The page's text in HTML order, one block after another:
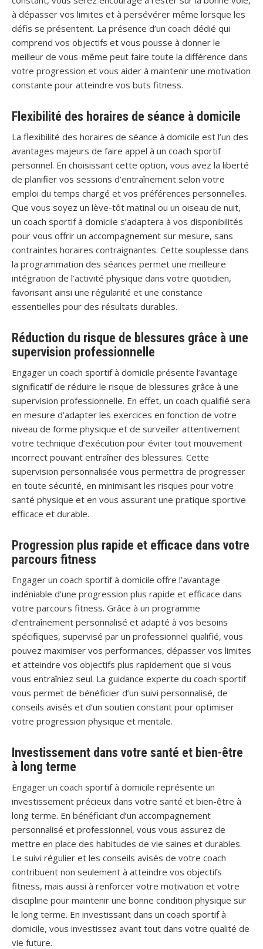
à dépasser vos limites et à persévérer même lorsque les
défis se présentent. La présence d’un coach dédié qui
comprend vos objectifs et vous pousse à donner le
meilleur de vous-même peut faire toute la différence dans
votre progression et vous aider à maintenir une motivation
constante pour atteindre vos buts fitness.
Flexibilité des horaires de séance à domicile
La flexibilité des horaires de séance à domicile est l’un des
avantages majeurs de faire appel à un coach sportif
personnel. En choisissant cette option, vous avez la liberté
de planifier vos sessions d’entraînement selon votre
emploi du temps chargé et vos préférences personnelles.
Que vous soyez un lève-tôt matinal ou un oiseau de nuit,
un coach sportif à domicile s’adaptera à vos disponibilités
pour vous offrir un accompagnement sur mesure, sans
contraintes horaires contraignantes. Cette souplesse dans
la programmation des séances permet une meilleure
intégration de l’activité physique dans votre quotidien,
favorisant ainsi une régularité et une constance
essentielles pour des résultats durables.
Réduction du risque de blessures grâce à une
supervision professionnelle
Engager un coach sportif à domicile présente l’avantage
significatif de réduire le risque de blessures grâce à une
supervision professionnelle. En effet, un coach qualifié sera
en mesure d’adapter les exercices en fonction de votre
niveau de forme physique et de surveiller attentivement
votre technique d’exécution pour éviter tout mouvement
incorrect pouvant entraîner des blessures. Cette
supervision personnalisée vous permettra de progresser
en toute sécurité, en minimisant les risques pour votre
santé physique et en vous assurant une pratique sportive
efficace et durable.
Progression plus rapide et efficace dans votre
parcours fitness
Engager un coach sportif à domicile offre l’avantage
indéniable d’une progression plus rapide et efficace dans
votre parcours fitness. Grâce à un programme
d’entraînement personnalisé et adapté à vos besoins
spécifiques, supervisé par un professionnel qualifié, vous
pouvez maximiser vos performances, dépasser vos limites
et atteindre vos objectifs plus rapidement que si vous
vous entraîniez seul. La guidance experte du coach sportif
vous permet de bénéficier d’un suivi personnalisé, de
conseils avisés et d’un soutien constant pour optimiser
votre progression physique et mentale.
Investissement dans votre santé et bien-être
à long terme
Engager un coach sportif à domicile représente un
investissement précieux dans votre santé et bien-être à
long terme. En bénéficiant d’un accompagnement
personnalisé et professionnel, vous vous assurez de
mettre en place des habitudes de vie saines et durables.
Le suivi régulier et les conseils avisés de votre coach
contribuent non seulement à atteindre vos objectifs
fitness, mais aussi à renforcer votre motivation et votre
discipline pour maintenir une bonne condition physique sur
le long terme. En investissant dans un coach sportif à
domicile, vous investissez avant tout dans votre qualité de
vie future.